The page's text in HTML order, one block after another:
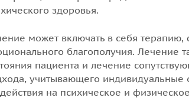
здоровья.
может включать в себя
благополучия. Лечение
пациента и лечение
учитывающего индивидуальные
на психическое и